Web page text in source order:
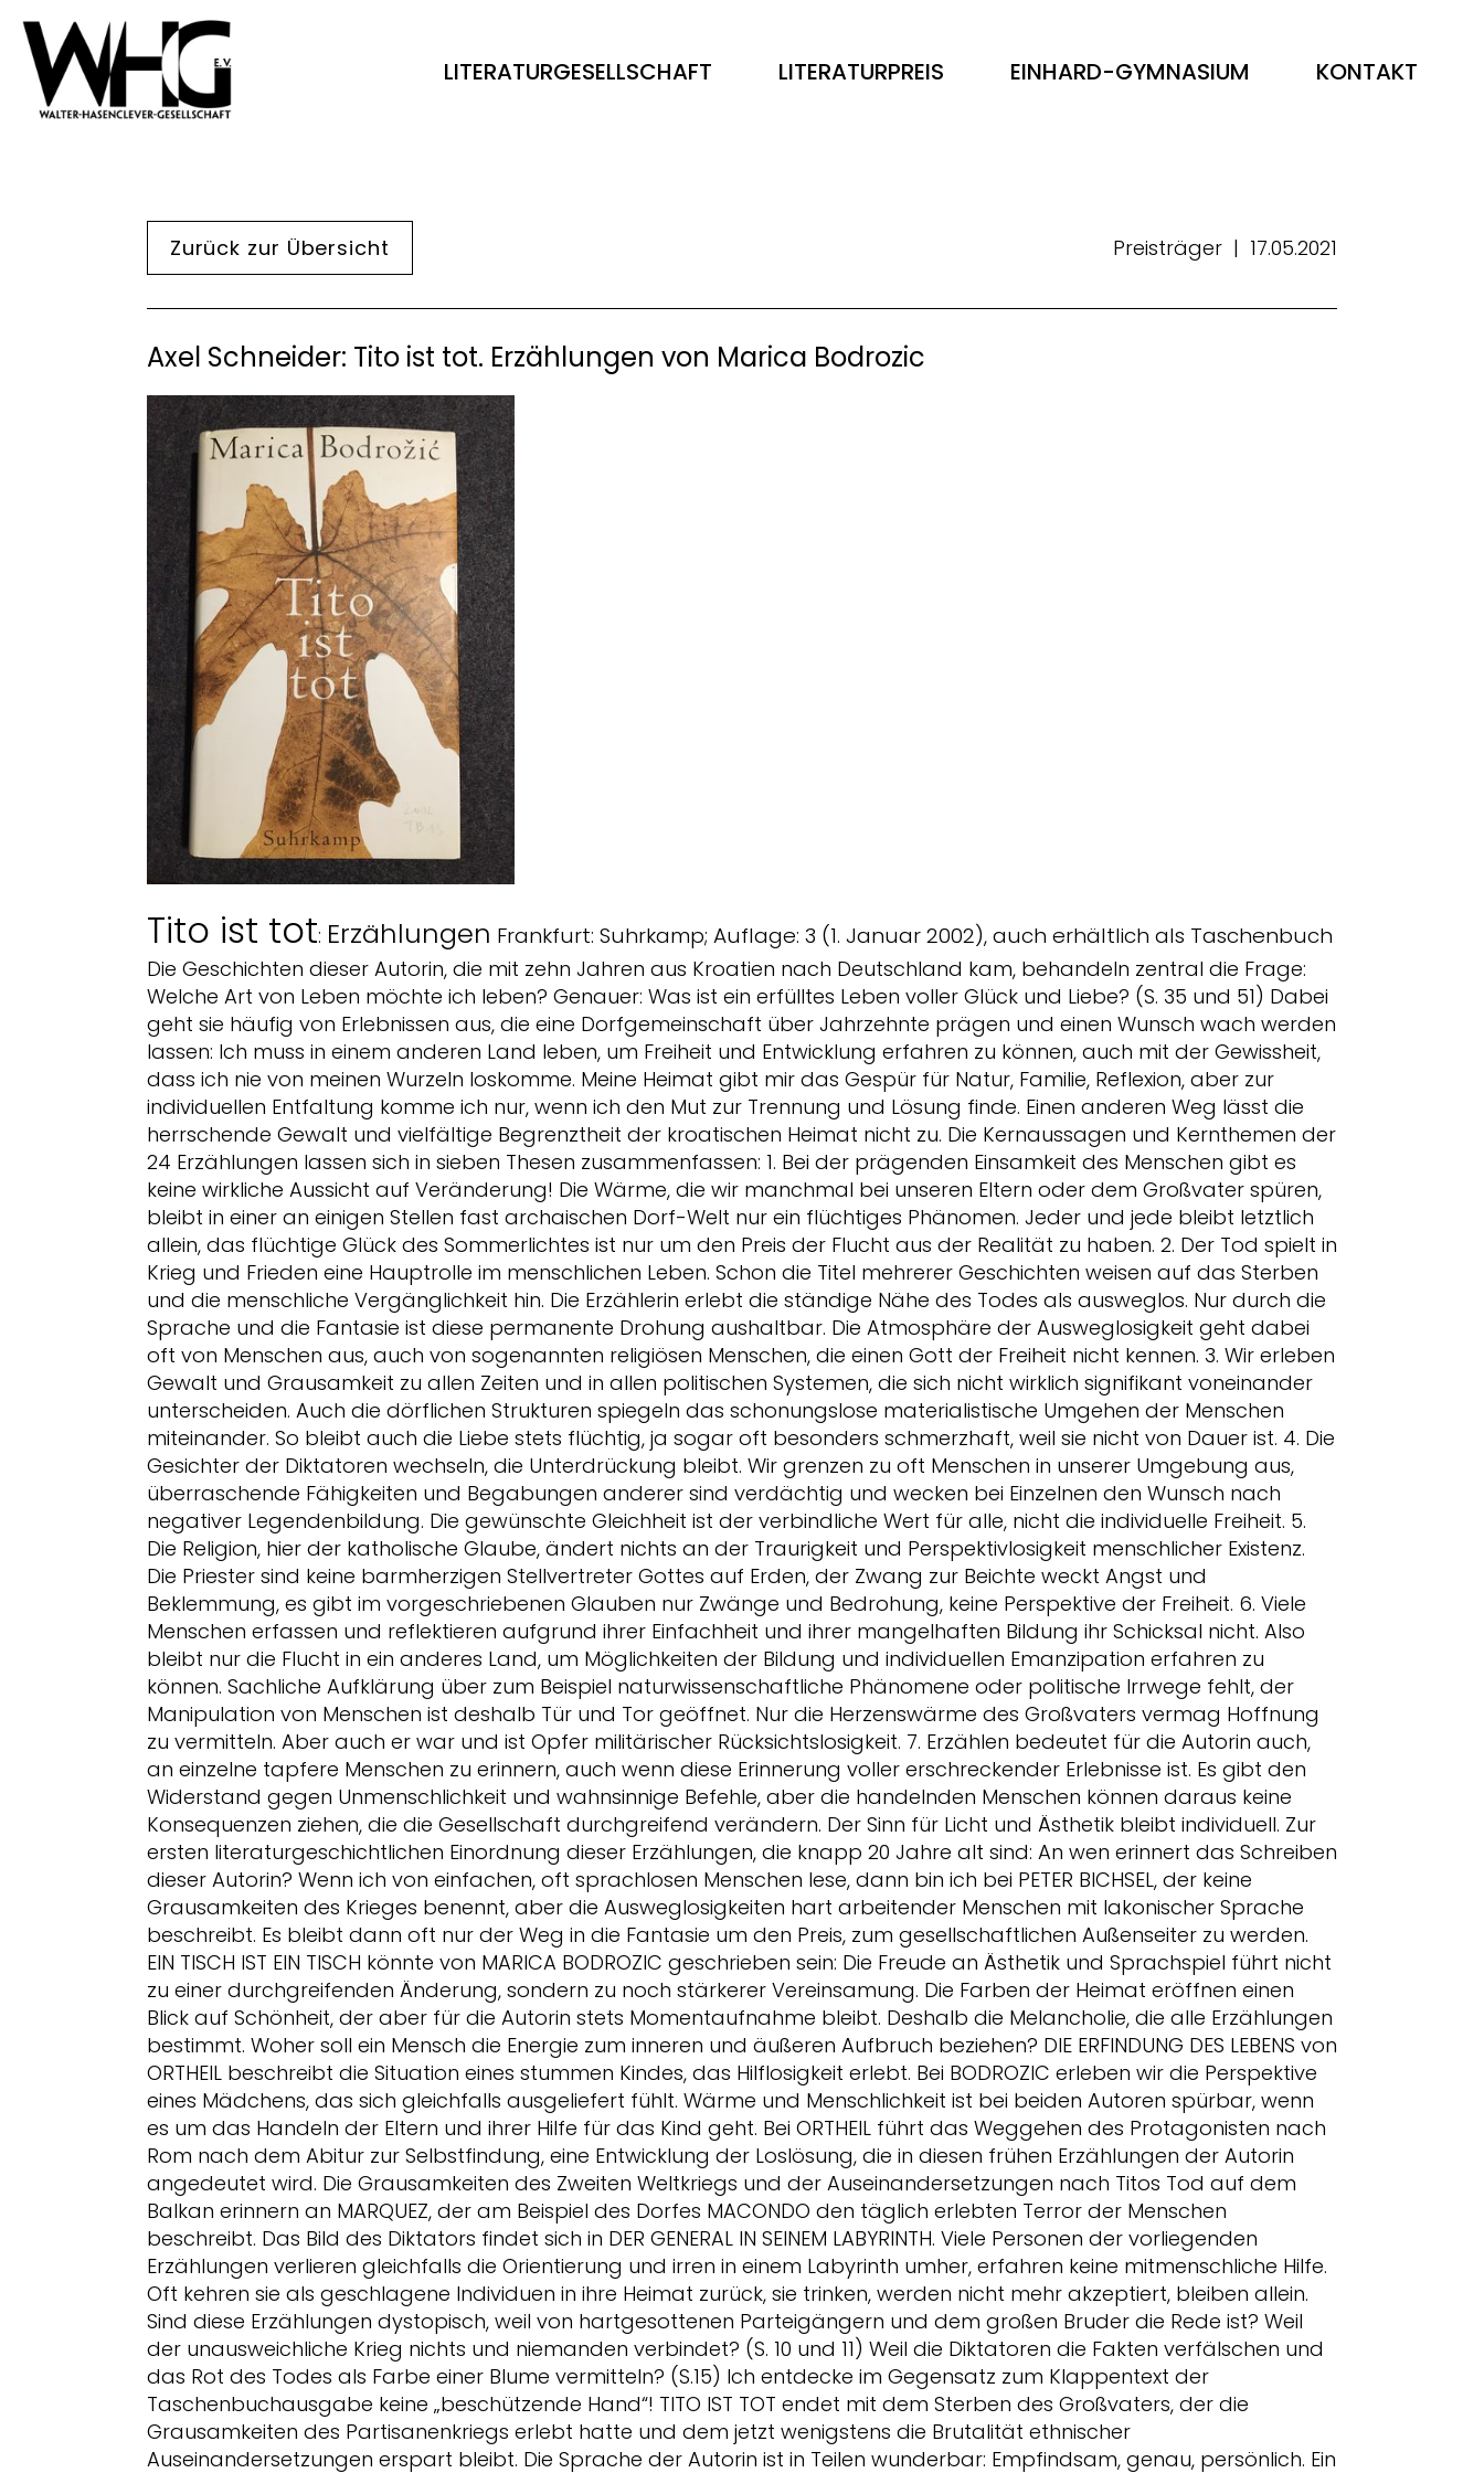
LITERATURGESELLSCHAFT LITERATURPREIS EINHARD-GYMNASIUM KONTAKT
Zurück zur Übersicht Preisträger | 17.05.2021
Axel Schneider: Tito ist tot. Erzählungen von Marica Bodrozic
Tito ist tot: Erzählungen Frankfurt: Suhrkamp; Auflage: 3 (1. Januar 2002), auch erhältlich als Taschenbuch
Die Geschichten dieser Autorin, die mit zehn Jahren aus Kroatien nach Deutschland kam, behandeln zentral die Frage:
Welche Art von Leben möchte ich leben? Genauer: Was ist ein erfülltes Leben voller Glück und Liebe? (S. 35 und 51) Dabei
geht sie häufig von Erlebnissen aus, die eine Dorfgemeinschaft über Jahrzehnte prägen und einen Wunsch wach werden
lassen: Ich muss in einem anderen Land leben, um Freiheit und Entwicklung erfahren zu können, auch mit der Gewissheit,
dass ich nie von meinen Wurzeln loskomme. Meine Heimat gibt mir das Gespür für Natur, Familie, Reflexion, aber zur
individuellen Entfaltung komme ich nur, wenn ich den Mut zur Trennung und Lösung finde. Einen anderen Weg lässt die
herrschende Gewalt und vielfältige Begrenztheit der kroatischen Heimat nicht zu. Die Kernaussagen und Kernthemen der
24 Erzählungen lassen sich in sieben Thesen zusammenfassen: 1. Bei der prägenden Einsamkeit des Menschen gibt es
keine wirkliche Aussicht auf Veränderung! Die Wärme, die wir manchmal bei unseren Eltern oder dem Großvater spüren,
bleibt in einer an einigen Stellen fast archaischen Dorf-Welt nur ein flüchtiges Phänomen. Jeder und jede bleibt letztlich
allein, das flüchtige Glück des Sommerlichtes ist nur um den Preis der Flucht aus der Realität zu haben. 2. Der Tod spielt in
Krieg und Frieden eine Hauptrolle im menschlichen Leben. Schon die Titel mehrerer Geschichten weisen auf das Sterben
und die menschliche Vergänglichkeit hin. Die Erzählerin erlebt die ständige Nähe des Todes als ausweglos. Nur durch die
Sprache und die Fantasie ist diese permanente Drohung aushaltbar. Die Atmosphäre der Ausweglosigkeit geht dabei
oft von Menschen aus, auch von sogenannten religiösen Menschen, die einen Gott der Freiheit nicht kennen. 3. Wir erleben
Gewalt und Grausamkeit zu allen Zeiten und in allen politischen Systemen, die sich nicht wirklich signifikant voneinander
unterscheiden. Auch die dörflichen Strukturen spiegeln das schonungslose materialistische Umgehen der Menschen
miteinander. So bleibt auch die Liebe stets flüchtig, ja sogar oft besonders schmerzhaft, weil sie nicht von Dauer ist. 4. Die
Gesichter der Diktatoren wechseln, die Unterdrückung bleibt. Wir grenzen zu oft Menschen in unserer Umgebung aus,
überraschende Fähigkeiten und Begabungen anderer sind verdächtig und wecken bei Einzelnen den Wunsch nach
negativer Legendenbildung. Die gewünschte Gleichheit ist der verbindliche Wert für alle, nicht die individuelle Freiheit. 5.
Die Religion, hier der katholische Glaube, ändert nichts an der Traurigkeit und Perspektivlosigkeit menschlicher Existenz.
Die Priester sind keine barmherzigen Stellvertreter Gottes auf Erden, der Zwang zur Beichte weckt Angst und
Beklemmung, es gibt im vorgeschriebenen Glauben nur Zwänge und Bedrohung, keine Perspektive der Freiheit. 6. Viele
Menschen erfassen und reflektieren aufgrund ihrer Einfachheit und ihrer mangelhaften Bildung ihr Schicksal nicht. Also
bleibt nur die Flucht in ein anderes Land, um Möglichkeiten der Bildung und individuellen Emanzipation erfahren zu
können. Sachliche Aufklärung über zum Beispiel naturwissenschaftliche Phänomene oder politische Irrwege fehlt, der
Manipulation von Menschen ist deshalb Tür und Tor geöffnet. Nur die Herzenswärme des Großvaters vermag Hoffnung
zu vermitteln. Aber auch er war und ist Opfer militärischer Rücksichtslosigkeit. 7. Erzählen bedeutet für die Autorin auch,
an einzelne tapfere Menschen zu erinnern, auch wenn diese Erinnerung voller erschreckender Erlebnisse ist. Es gibt den
Widerstand gegen Unmenschlichkeit und wahnsinnige Befehle, aber die handelnden Menschen können daraus keine
Konsequenzen ziehen, die die Gesellschaft durchgreifend verändern. Der Sinn für Licht und Ästhetik bleibt individuell. Zur
ersten literaturgeschichtlichen Einordnung dieser Erzählungen, die knapp 20 Jahre alt sind: An wen erinnert das Schreiben
dieser Autorin? Wenn ich von einfachen, oft sprachlosen Menschen lese, dann bin ich bei PETER BICHSEL, der keine
Grausamkeiten des Krieges benennt, aber die Ausweglosigkeiten hart arbeitender Menschen mit lakonischer Sprache
beschreibt. Es bleibt dann oft nur der Weg in die Fantasie um den Preis, zum gesellschaftlichen Außenseiter zu werden.
EIN TISCH IST EIN TISCH könnte von MARICA BODROZIC geschrieben sein: Die Freude an Ästhetik und Sprachspiel führt nicht
zu einer durchgreifenden Änderung, sondern zu noch stärkerer Vereinsamung. Die Farben der Heimat eröffnen einen
Blick auf Schönheit, der aber für die Autorin stets Momentaufnahme bleibt. Deshalb die Melancholie, die alle Erzählungen
bestimmt. Woher soll ein Mensch die Energie zum inneren und äußeren Aufbruch beziehen? DIE ERFINDUNG DES LEBENS von
ORTHEIL beschreibt die Situation eines stummen Kindes, das Hilflosigkeit erlebt. Bei BODROZIC erleben wir die Perspektive
eines Mädchens, das sich gleichfalls ausgeliefert fühlt. Wärme und Menschlichkeit ist bei beiden Autoren spürbar, wenn
es um das Handeln der Eltern und ihrer Hilfe für das Kind geht. Bei ORTHEIL führt das Weggehen des Protagonisten nach
Rom nach dem Abitur zur Selbstfindung, eine Entwicklung der Loslösung, die in diesen frühen Erzählungen der Autorin
angedeutet wird. Die Grausamkeiten des Zweiten Weltkriegs und der Auseinandersetzungen nach Titos Tod auf dem
Balkan erinnern an MARQUEZ, der am Beispiel des Dorfes MACONDO den täglich erlebten Terror der Menschen
beschreibt. Das Bild des Diktators findet sich in DER GENERAL IN SEINEM LABYRINTH. Viele Personen der vorliegenden
Erzählungen verlieren gleichfalls die Orientierung und irren in einem Labyrinth umher, erfahren keine mitmenschliche Hilfe.
Oft kehren sie als geschlagene Individuen in ihre Heimat zurück, sie trinken, werden nicht mehr akzeptiert, bleiben allein.
Sind diese Erzählungen dystopisch, weil von hartgesottenen Parteigängern und dem großen Bruder die Rede ist? Weil
der unausweichliche Krieg nichts und niemanden verbindet? (S. 10 und 11) Weil die Diktatoren die Fakten verfälschen und
das Rot des Todes als Farbe einer Blume vermitteln? (S.15) Ich entdecke im Gegensatz zum Klappentext der
Taschenbuchausgabe keine „beschützende Hand“! TITO IST TOT endet mit dem Sterben des Großvaters, der die
Grausamkeiten des Partisanenkriegs erlebt hatte und dem jetzt wenigstens die Brutalität ethnischer
Auseinandersetzungen erspart bleibt. Die Sprache der Autorin ist in Teilen wunderbar: Empfindsam, genau, persönlich. Ein